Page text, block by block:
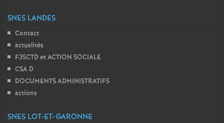
SNES LANDES
Contact
actualités
F3SCTD et ACTION SOCIALE
CSA D
DOCUMENTS ADMINISTRATIFS
actions
SNES LOT-ET-GARONNE